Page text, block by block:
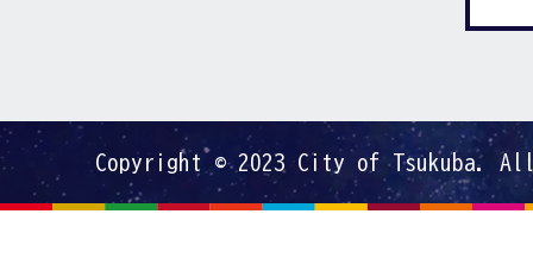
Copyright © 2023 City of Tsukuba.